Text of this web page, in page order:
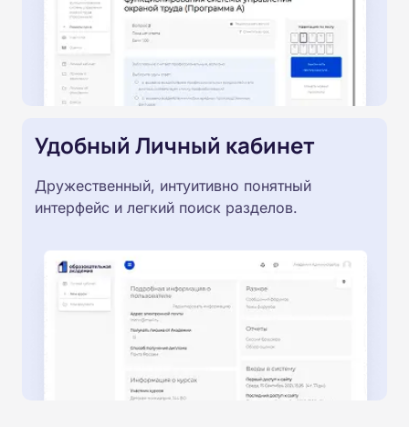
Удобный Личный кабинет
Дружественный, интуитивно понятный
интерфейс и легкий поиск разделов.